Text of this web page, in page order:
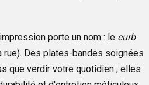
porte un nom : le curb
Des plates-bandes soignées
que verdir votre quotidien ; elles